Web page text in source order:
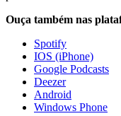
Ouça também nas
Spotify
IOS (iPhone)
Google Podcasts
Deezer
Android
Windows Phone